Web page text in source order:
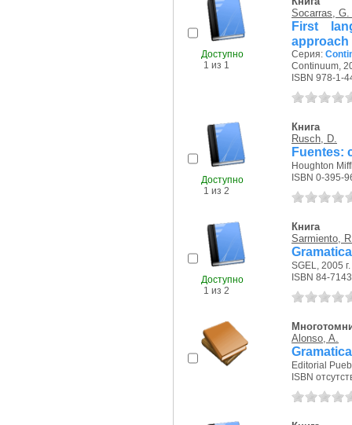
Доступно
1 из 1
Socarras,
First
approach
Серия:
Continuum,
ISBN 978-1-
Доступно
1 из 2
Книга
Rusch, D.
Fuentes:
Houghton
ISBN 0-395-
Доступно
1 из 2
Книга
Sarmiento,
SGEL, 2005 г.
ISBN 84-
Alonso, A.
Editorial
ISBN